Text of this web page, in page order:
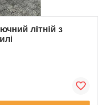
літній з